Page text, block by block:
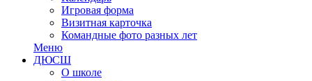
Игровая форма
Визитная карточка
Командные фото разных лет
Меню
ДЮСШ
О школе